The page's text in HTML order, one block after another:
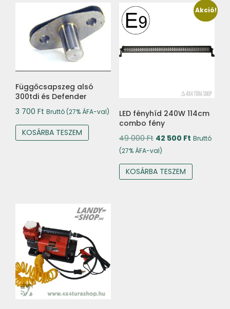
Függőcsapszeg alsó
300tdi és Defender
3 700 Ft Bruttó (27% ÁFA-val)
KOSÁRBA TESZEM
Akció!
LED fényhíd 240W 114cm
combo fény
49 000Ft Original
price
was:
49
42 500 FtCurrent
is:
Bruttó
(27% ÁFA-val)
KOSÁRBA TESZEM